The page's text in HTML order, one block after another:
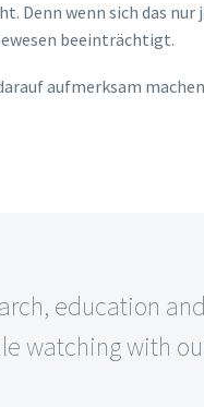
wenn sich das
beeinträchtigt.
aufmerksam
education
watching with